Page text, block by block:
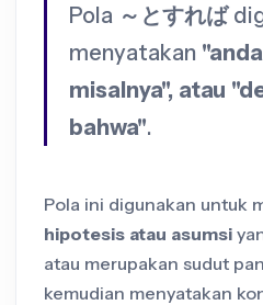
Pola ～とすれば
menyatakan
misalnya", atau
bahwa".
Pola ini digunakan untuk
hipotesis atau asumsi
atau merupakan sudut
kemudian menyatakan